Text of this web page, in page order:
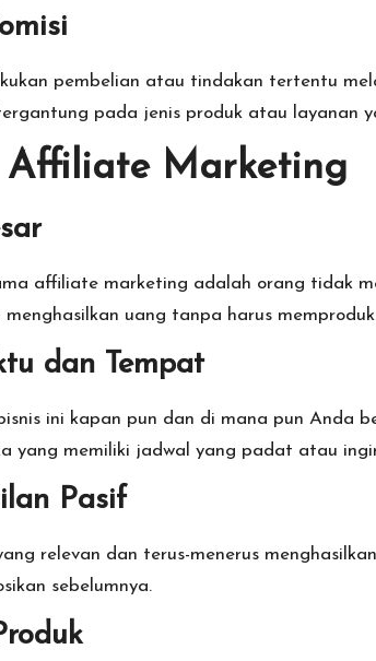
pembelian atau tindakan tertentu
pada jenis produk atau layanan
Affiliate Marketing
affiliate marketing adalah orang tidak
uang tanpa harus
dan Tempat
ini kapan pun dan di mana pun Anda
yang memiliki jadwal yang padat atau
Pasif
relevan dan terus-menerus
sebelumnya.